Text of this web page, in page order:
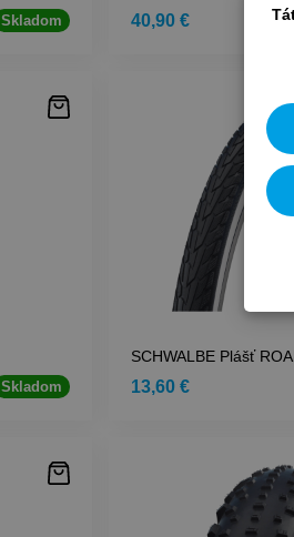
Skladom 40,90 €
Skladom
SCHWALBE Plášť
13,60 €